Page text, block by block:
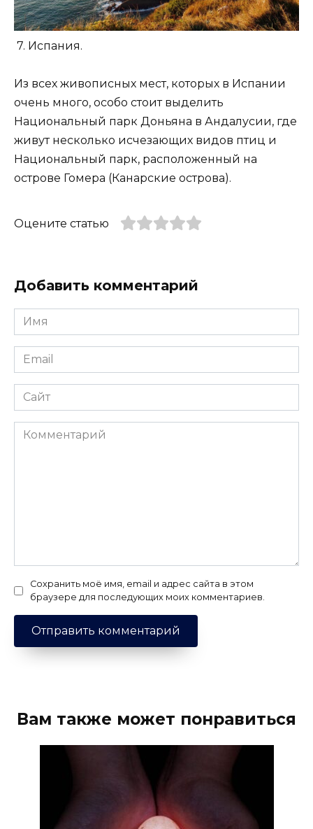
7. Испания.
Из всех живописных мест, которых в Испании
очень много, особо стоит выделить
Национальный парк Доньяна в Андалусии, где
живут несколько исчезающих видов птиц и
Национальный парк, расположенный на
острове Гомера (Канарские острова).
Оцените статью
Добавить комментарий
Имя
*
Email
*
Сайт
Комментарий
Сохранить моё имя, email и адрес сайта в этом
браузере для последующих моих комментариев.
Вам также может понравиться